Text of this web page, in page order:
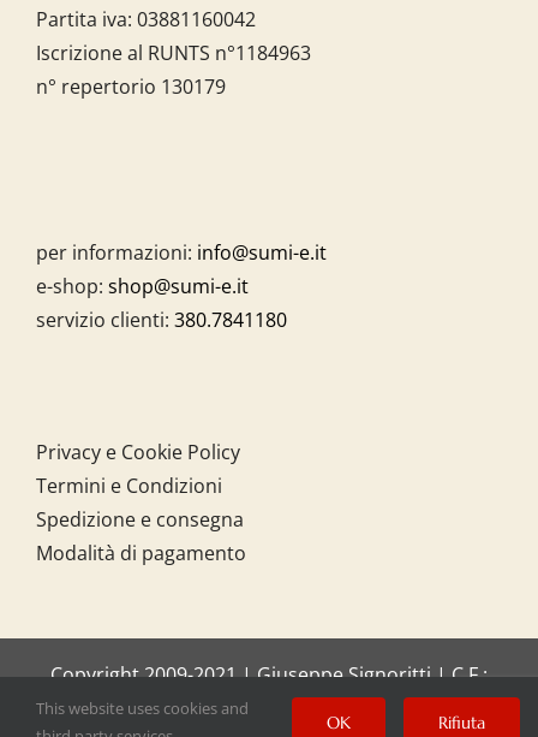
Partita iva: 03881160042
Iscrizione al RUNTS n°1184963
n° repertorio 130179
per informazioni: info@sumi-e.it
e-shop: shop@sumi-e.it
servizio clienti: 380.7841180
Privacy e Cookie Policy
Termini e Condizioni
Spedizione e consegna
Modalità di pagamento
Copyright 2009-2021 | Giuseppe Signoritti | C.F.:
SGNGPP61C20I158O
This website uses cookies and
OK Rifiuta